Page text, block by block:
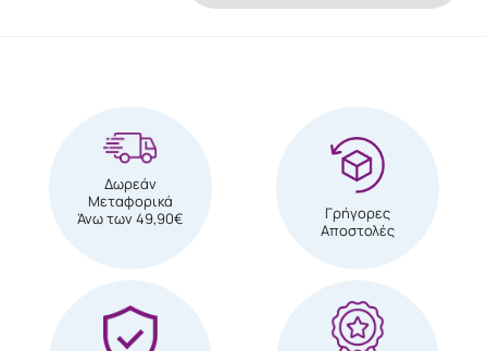
Δωρεάν
Μεταφορικά
Άνω των 49,90€
Γρήγορες
Αποστολές